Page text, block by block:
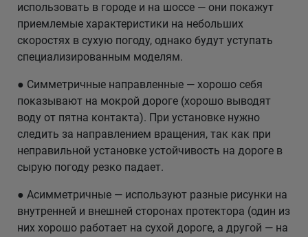
использовать в городе и на шоссе — они покажут
приемлемые характеристики на небольших
скоростях в сухую погоду, однако будут уступать
специализированным моделям.
● Симметричные направленные — хорошо себя
показывают на мокрой дороге (хорошо выводят
воду от пятна контакта). При установке нужно
следить за направлением вращения, так как при
неправильной установке устойчивость на дороге в
сырую погоду резко падает.
● Асимметричные — используют разные рисунки на
внутренней и внешней сторонах протектора (один из
них хорошо работает на сухой дороге, а другой — на